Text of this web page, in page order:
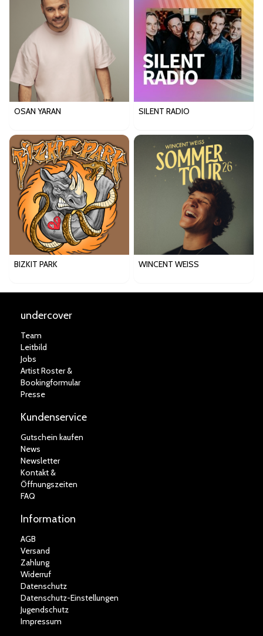
OSAN YARAN SILENT RADIO
BIZKIT PARK WINCENT WEISS
undercover
Team
Leitbild
Jobs
Artist Roster &
Bookingformular
Presse
Kundenservice
Gutschein kaufen
News
Newsletter
Kontakt &
Öffnungszeiten
FAQ
Information
AGB
Versand
Zahlung
Widerruf
Datenschutz
Datenschutz-Einstellungen
Jugendschutz
Impressum